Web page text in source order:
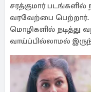
சரத்குமார் படங்களில்
வரவேற்பை பெற்றார்.
மொழிகளில் நடித்து
வாய்ப்பில்லாமல்